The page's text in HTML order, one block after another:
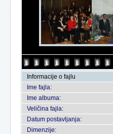
Informacije o fajlu
Ime fajla:
Ime albuma:
Veličina fajla:
Datum postavljanja:
Dimenzije: